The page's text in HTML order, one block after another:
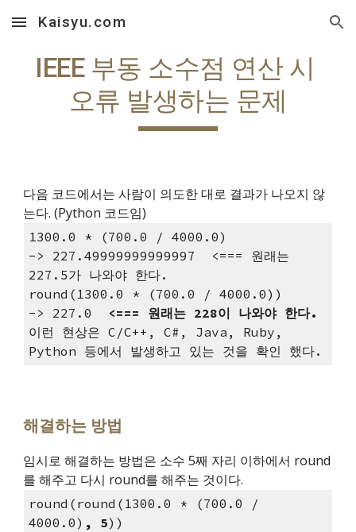
Skip to main content Skip to navigation
Kaisyu.com
IEEE 부동 소수점 연산 시
오류 발생하는 문제
다음 코드에서는 사람이 의도한 대로 결과가 나오지 않
는다. (Python 코드임)
1300.0 * (700.0 / 4000.0)
-> 227.49999999999997  <=== 원래는
227.5가 나와야 한다.
round(1300.0 * (700.0 / 4000.0))
-> 227.0
<=== 원래는 228이 나와야 한다.
이런 현상은 C/C++, C#, Java, Ruby,
Python 등에서 발생하고 있는 것을 확인 했다.
해결하는 방법
임시로 해결하는 방법은 소수 5째 자리 이하에서 round
를 해주고 다시 round를 해주는 것이다.
round(round(1300.0 * (700.0 /
4000.0) , 5))